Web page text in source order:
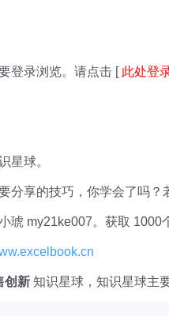
登录浏览。请点击 [ 此处登
星球。
分享的技巧，你学会了吗？
琥 my21ke007。获取 1000
创新 知识星球，知识星球主